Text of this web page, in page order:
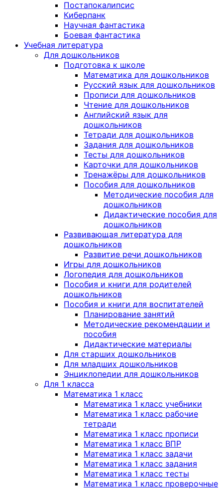
Постапокалипсис
Киберпанк
Научная фантастика
Боевая фантастика
Учебная литература
Для дошкольников
Подготовка к школе
Математика для дошкольников
Русский язык для дошкольников
Прописи для дошкольников
Чтение для дошкольников
Английский язык для
дошкольников
Тетради для дошкольников
Задания для дошкольников
Тесты для дошкольников
Карточки для дошкольников
Тренажёры для дошкольников
Пособия для дошкольников
Методические пособия для
дошкольников
Дидактические пособия для
дошкольников
Развивающая литература для
дошкольников
Развитие речи дошкольников
Игры для дошкольников
Логопедия для дошкольников
Пособия и книги для родителей
дошкольников
Пособия и книги для воспитателей
Планирование занятий
Методические рекомендации и
пособия
Дидактические материалы
Для старших дошкольников
Для младших дошкольников
Энциклопедии для дошкольников
Для 1 класса
Математика 1 класс
Математика 1 класс учебники
Математика 1 класс рабочие
тетради
Математика 1 класс прописи
Математика 1 класс ВПР
Математика 1 класс задачи
Математика 1 класс задания
Математика 1 класс тесты
Математика 1 класс проверочные